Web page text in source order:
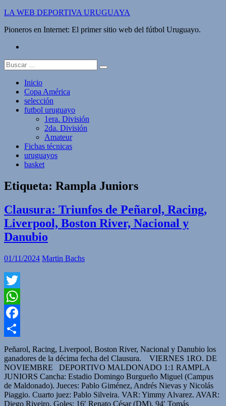
Saltar
contenido
LA WEB DEPORTIVA URUGUAYA
Pioneros en Internet: El primer sitio web del fútbol Uruguayo.
Buscar:
Inicio
Copa América
selección
futbol uruguayo
1era. División
2da. División
Amateur
Fichas técnicas
uruguayos
basket
Etiqueta: Rampla Juniors
Clausura: Triunfos de Peñarol, Racing,
Liverpool, Boston River, Nacional y
Danubio
01/11/2024 Martin Bachs
Twitter
WhatsApp
Facebook
Compartir
Peñarol, Racing, Liverpool, Boston River, Nacional y Danubio los
ganadores de la décima fecha del Clausura. VIERNES 1RO. DE
NOVIEMBRE DEPORTIVO MALDONADO 1:1 RAMPLA
JUNIORS Cancha: Estadio Domingo Burgueño Miguel (Campus
de Maldonado). Jueces: Pablo Giménez, Andrés Nievas y Nicolás
Piaggio. Cuarto juez: Pablo Silveira. VAR: Yimmy Alvarez. AVAR:
Diego Riveiro. Goles: 16′ Renato César (DM), 94′ Tomás